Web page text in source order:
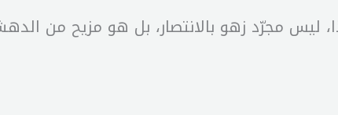
ليس مجرّد زهو بالانتصار، بل هو مزيح من